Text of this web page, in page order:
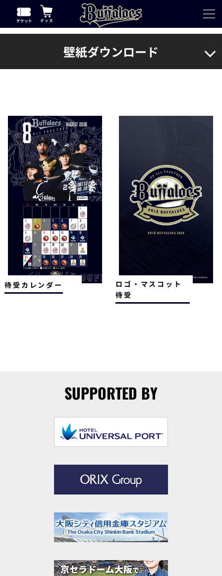
壁紙ダウンロード
待受カレンダー
ロゴ・マスコット
待受
SUPPORTED BY